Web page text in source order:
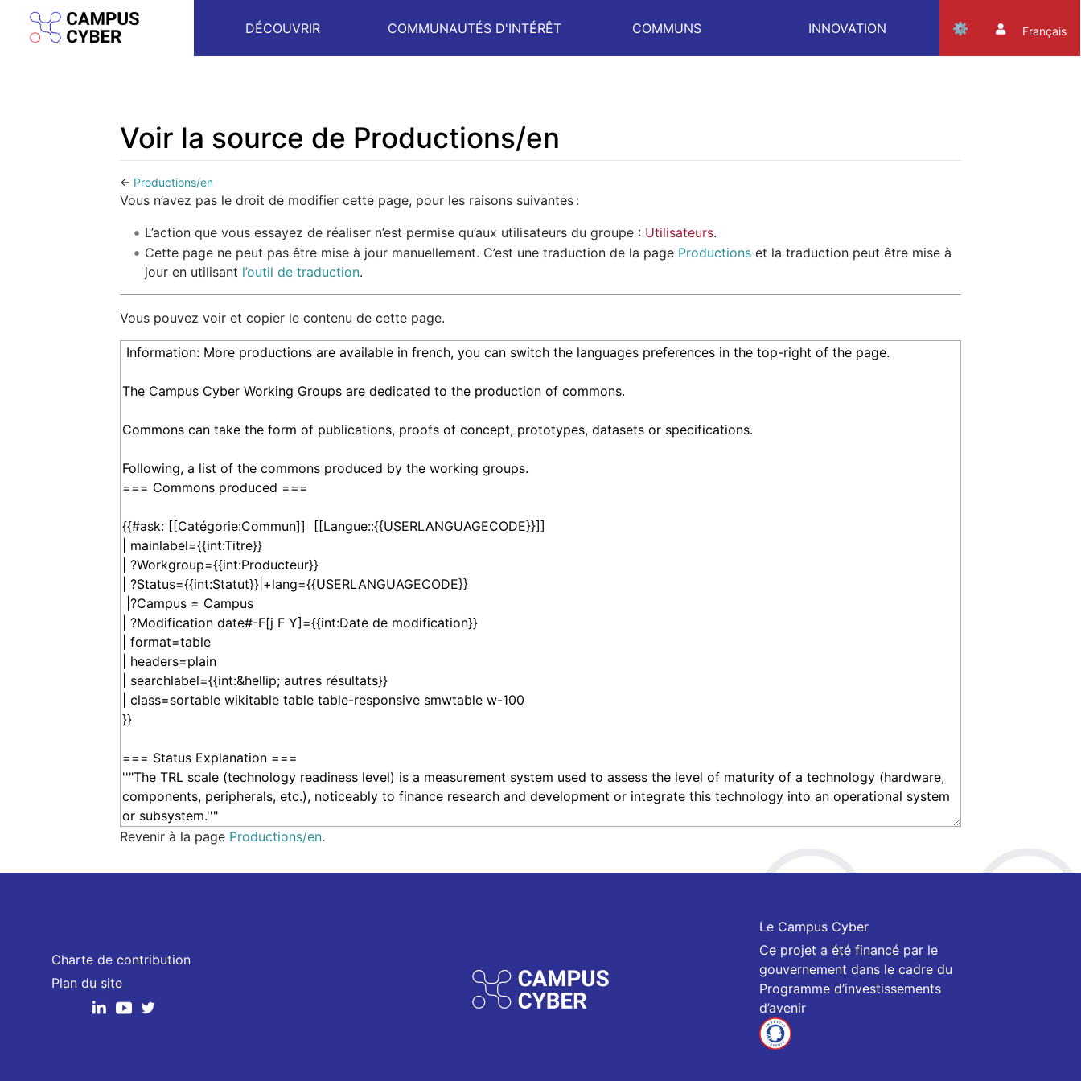
DÉCOUVRIR COMMUNAUTÉS D'INTÉRÊT COMMUNS INNOVATION Français
Voir la source de Productions/en
← Productions/en
Aller à :navigation, rechercher
Vous n’avez pas le droit de modifier cette page, pour les raisons suivantes :
L’action que vous essayez de réaliser n’est permise qu’aux utilisateurs du groupe : Utilisateurs.
Cette page ne peut pas être mise à jour manuellement. C’est une traduction de la page Productionset la traduction peut être mise à
jour en utilisant l’outil de traduction.
Vous pouvez voir et copier le contenu de cette page.
Revenir à la page Productions/en.
Charte de contribution
Plan du site
Le Campus Cyber
Ce projet a été financé par le
gouvernement dans le cadre du
Programme d’investissements
d’avenir